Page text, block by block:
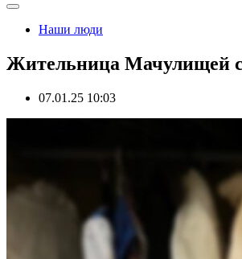
Наши люди
Жительница Мачулищей
07.01.25 10:03